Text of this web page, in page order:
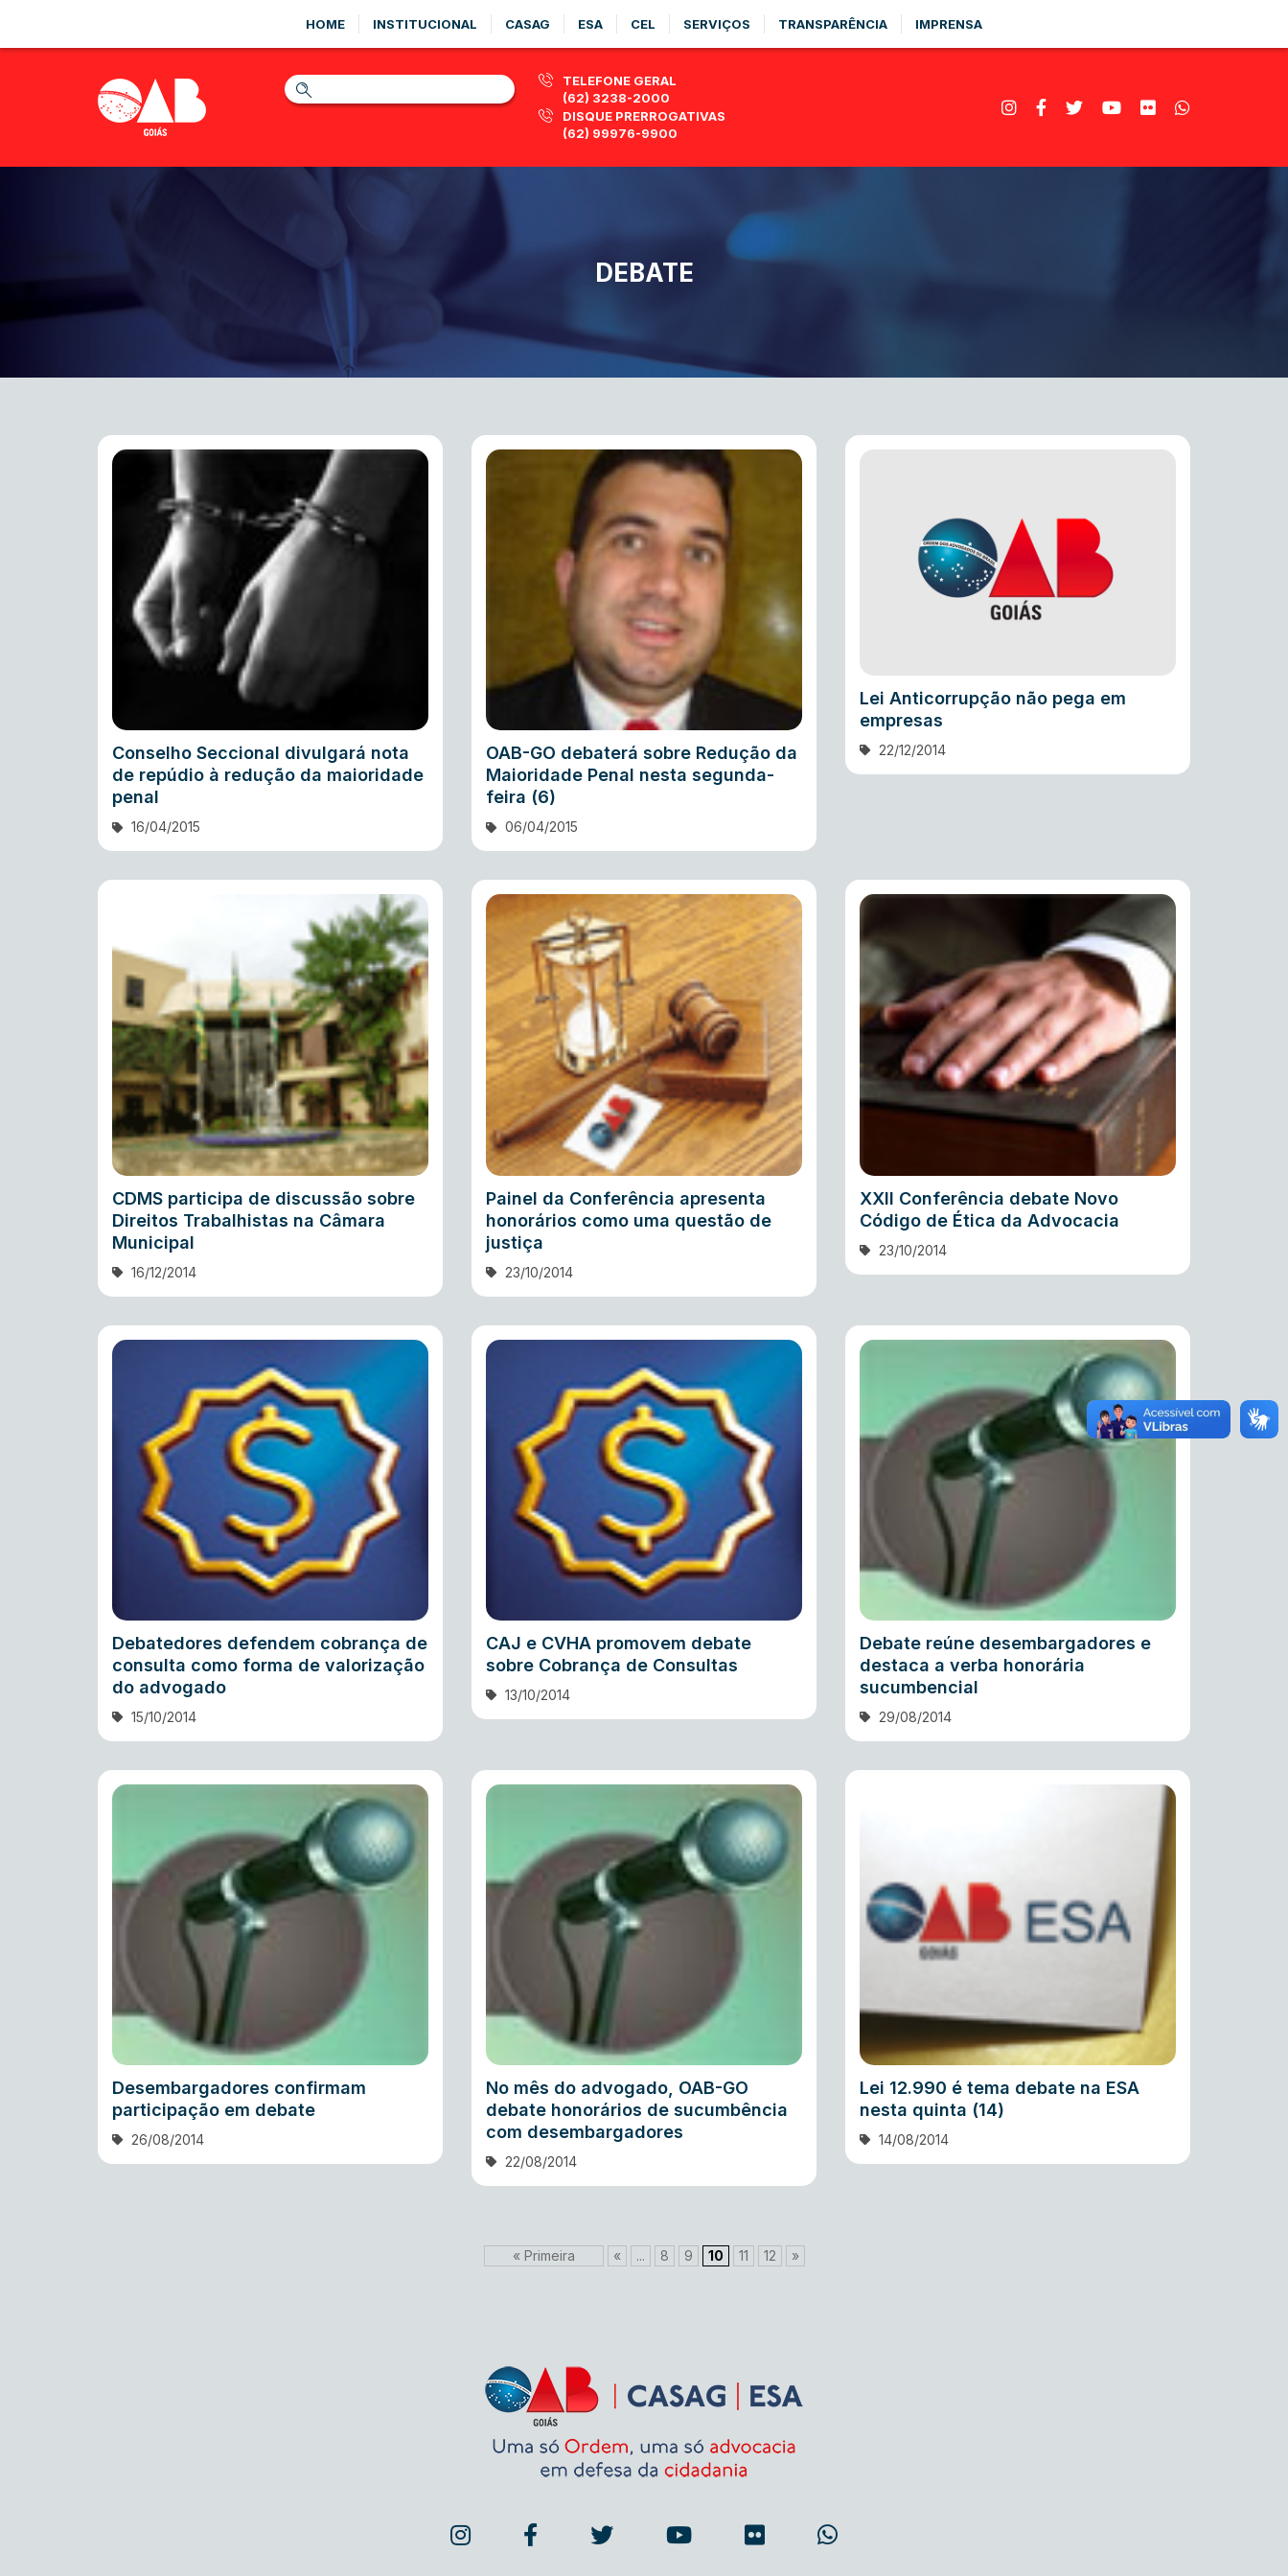
HOME INSTITUCIONAL CASAG ESA CEL SERVIÇOS TRANSPARÊNCIA IMPRENSA
TELEFONE GERAL
(62) 3238-2000
DISQUE PRERROGATIVAS
(62) 99976-9900
DEBATE
Conselho Seccional divulgará nota
de repúdio à redução da maioridade
penal
16/04/2015
OAB-GO debaterá sobre Redução da
Maioridade Penal nesta segunda-
feira (6)
06/04/2015
Lei Anticorrupção não pega em
empresas
22/12/2014
CDMS participa de discussão sobre
Direitos Trabalhistas na Câmara
Municipal
16/12/2014
Painel da Conferência apresenta
honorários como uma questão de
justiça
23/10/2014
XXII Conferência debate Novo
Código de Ética da Advocacia
23/10/2014
Debatedores defendem cobrança de
consulta como forma de valorização
do advogado
15/10/2014
CAJ e CVHA promovem debate
sobre Cobrança de Consultas
13/10/2014
Debate reúne desembargadores e
destaca a verba honorária
sucumbencial
29/08/2014
Desembargadores confirmam
participação em debate
26/08/2014
No mês do advogado, OAB-GO
debate honorários de sucumbência
com desembargadores
22/08/2014
Lei 12.990 é tema debate na ESA
nesta quinta (14)
14/08/2014
« Primeira « ... 8 9 10 11 12 »